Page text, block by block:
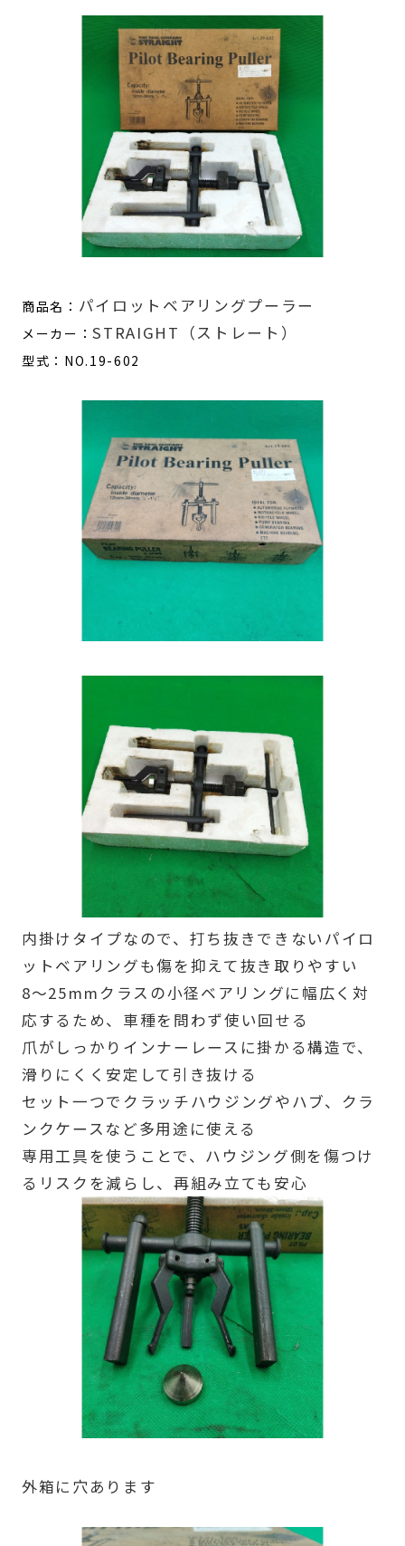
商品名： パイロットベアリングプーラー
メーカー：STRAIGHT（ストレート）
型式：NO.19-602
内掛けタイプなので、打ち抜きできないパイロ
ットベアリングも傷を抑えて抜き取りやすい
8〜25mmクラスの小径ベアリングに幅広く対
応するため、車種を問わず使い回せる
爪がしっかりインナーレースに掛かる構造で、
滑りにくく安定して引き抜ける
セット一つでクラッチハウジングやハブ、クラ
ンクケースなど多用途に使える
専用工具を使うことで、ハウジング側を傷つけ
るリスクを減らし、再組み立ても安心
外箱に穴あります